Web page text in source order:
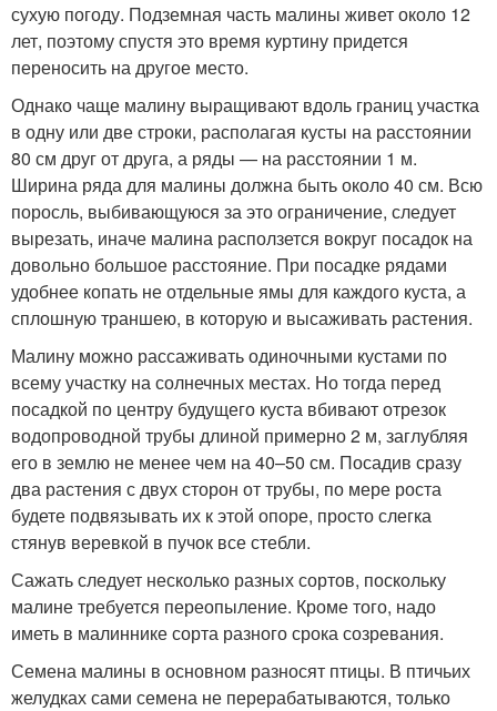
сухую погоду. Подземная часть малины живет около 12
лет, поэтому спустя это время куртину придется
переносить на другое место.
Однако чаще малину выращивают вдоль границ участка
в одну или две строки, располагая кусты на расстоянии
80 см друг от друга, а ряды — на расстоянии 1 м.
Ширина ряда для малины должна быть около 40 см. Всю
поросль, выбивающуюся за это ограничение, следует
вырезать, иначе малина расползется вокруг посадок на
довольно большое расстояние. При посадке рядами
удобнее копать не отдельные ямы для каждого куста, а
сплошную траншею, в которую и высаживать растения.
Малину можно рассаживать одиночными кустами по
всему участку на солнечных местах. Но тогда перед
посадкой по центру будущего куста вбивают отрезок
водопроводной трубы длиной примерно 2 м, заглубляя
его в землю не менее чем на 40–50 см. Посадив сразу
два растения с двух сторон от трубы, по мере роста
будете подвязывать их к этой опоре, просто слегка
стянув веревкой в пучок все стебли.
Сажать следует несколько разных сортов, поскольку
малине требуется переопыление. Кроме того, надо
иметь в малиннике сорта разного срока созревания.
Семена малины в основном разносят птицы. В птичьих
желудках сами семена не перерабатываются, только